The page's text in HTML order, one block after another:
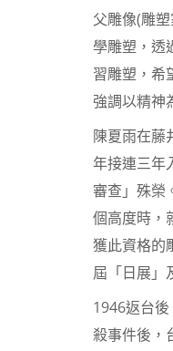
父雕像(雕
學雕塑，透
習雕塑，希
強調以精神
陳夏雨在藤
年接連三年
審查」殊榮
個高度時，
獲此資格的
屆「日展」
1946返台
殺事件後，